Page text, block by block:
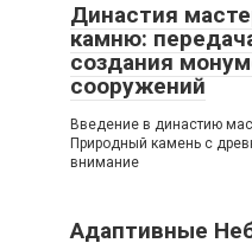
Династия
камню:
создания
сооружений
Введение в династию
Природный камень с
внимание
Адаптивные